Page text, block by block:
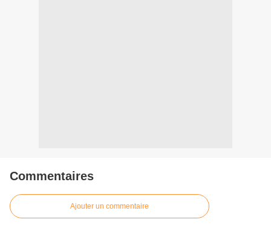
Commentaires
Ajouter un commentaire